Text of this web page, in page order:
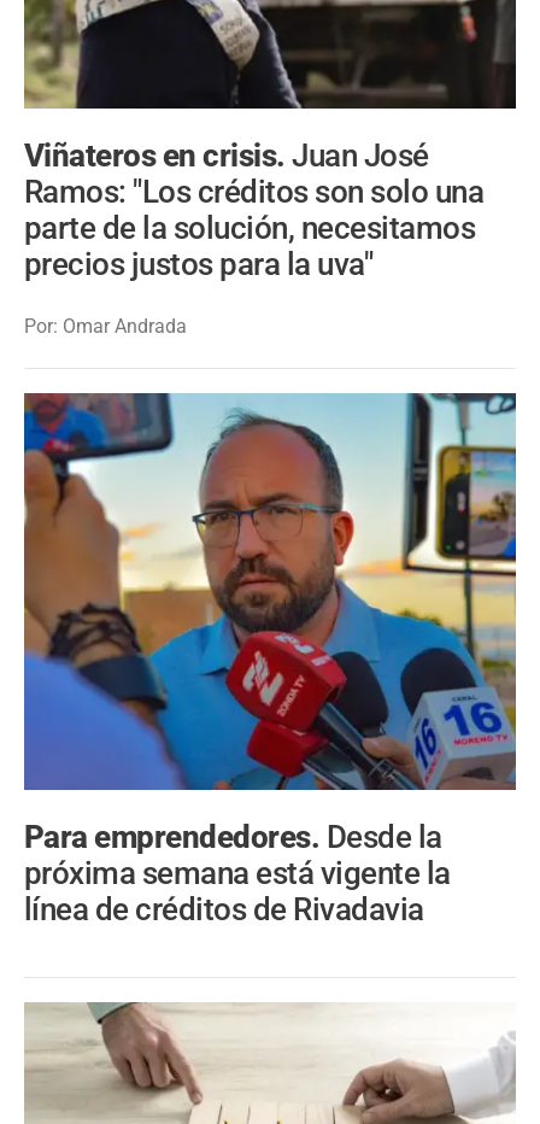
Viñateros en crisis.Juan José
Ramos: "Los créditos son solo una
parte de la solución, necesitamos
precios justos para la uva"
Por: Omar Andrada
Para emprendedores. Desde la
próxima semana está vigente la
línea de créditos de Rivadavia